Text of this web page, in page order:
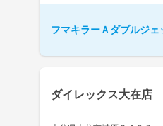
フマキラーＡダブルジ
ダイレックス大在店